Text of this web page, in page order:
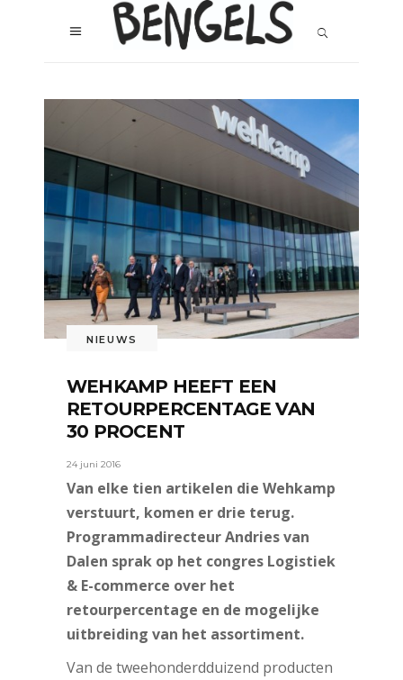
NIEUWS
WEHKAMP HEEFT EEN
RETOURPERCENTAGE VAN
30 PROCENT
24 juni 2016
Van elke tien artikelen die Wehkamp
verstuurt, komen er drie terug.
Programmadirecteur Andries van
Dalen sprak op het congres Logistiek
& E-commerce over het
retourpercentage en de mogelijke
uitbreiding van het assortiment.
Van de tweehonderdduizend producten